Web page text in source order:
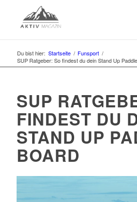
Du bist hier: Startseite / Funsport /
SUP Ratgeber: So findest du dein Stand Up
SUP
FINDEST DU
STAND UP
BOARD